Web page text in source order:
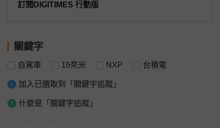
訂閱DIGITIMES 行動版
關鍵字
自駕車 16奈米 NXP 台積電
加入已選取到「關鍵字追蹤」
什麼是「關鍵字追蹤」